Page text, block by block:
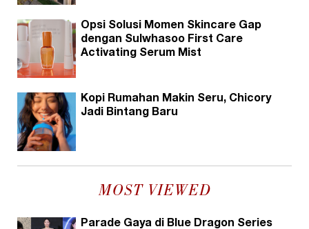
Opsi Solusi Momen Skincare Gap
dengan Sulwhasoo First Care
Activating Serum Mist
Kopi Rumahan Makin Seru, Chicory
Jadi Bintang Baru
MOST VIEWED
Parade Gaya di Blue Dragon Series